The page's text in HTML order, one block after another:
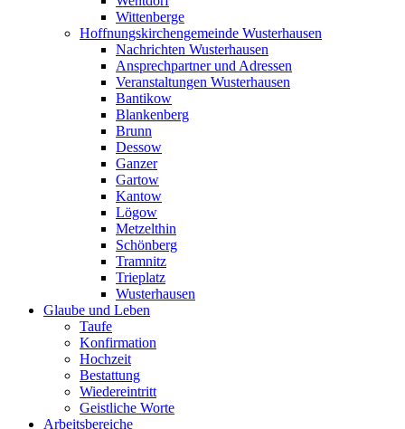
Wittenberge
Hoffnungskirchengemeinde Wusterhausen
Nachrichten Wusterhausen
Ansprechpartner und Adressen
Veranstaltungen Wusterhausen
Bantikow
Blankenberg
Brunn
Dessow
Ganzer
Gartow
Kantow
Lögow
Metzelthin
Schönberg
Tramnitz
Trieplatz
Wusterhausen
Glaube und Leben
Taufe
Konfirmation
Hochzeit
Bestattung
Wiedereintritt
Geistliche Worte
Arbeitsbereiche